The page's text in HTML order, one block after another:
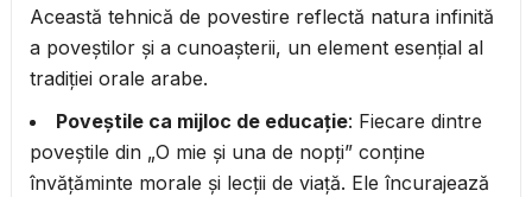
Această tehnică de povestire reflectă natura infinită
a poveștilor și a cunoașterii, un element esențial al
tradiției orale arabe.
Poveștile ca mijloc de educație: Fiecare dintre
poveștile din „O mie și una de nopți” conține
învățăminte morale și lecții de viață. Ele încurajează